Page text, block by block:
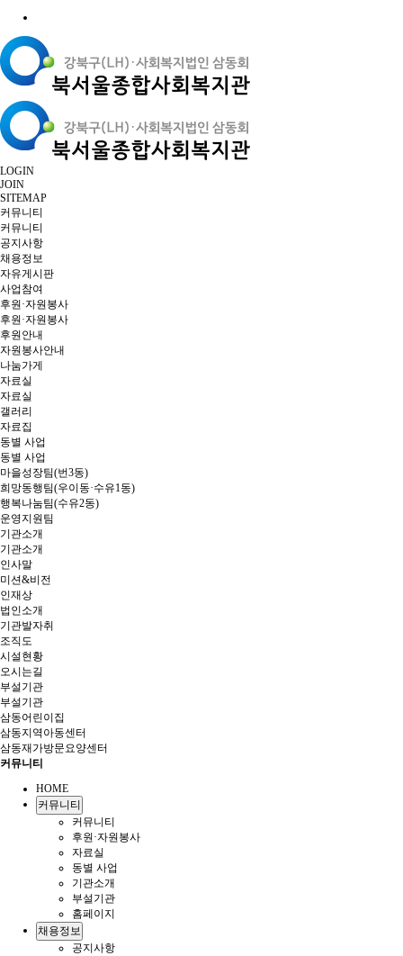
LOGIN
JOIN
SITEMAP
커뮤니티
커뮤니티
공지사항
채용정보
자유게시판
사업참여
후원·자원봉사
후원·자원봉사
후원안내
자원봉사안내
나눔가게
자료실
자료실
갤러리
자료집
동별 사업
동별 사업
마을성장팀(번3동)
희망동행팀(우이동·수유1동)
행복나눔팀(수유2동)
운영지원팀
기관소개
기관소개
인사말
미션&비전
인재상
법인소개
기관발자취
조직도
시설현황
오시는길
부설기관
부설기관
삼동어린이집
삼동지역아동센터
삼동재가방문요양센터
커뮤니티
HOME
커뮤니티
커뮤니티
후원·자원봉사
자료실
동별 사업
기관소개
부설기관
홈페이지
채용정보
공지사항